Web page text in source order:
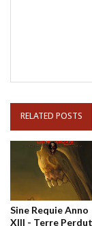
RELATED POSTS
Sine Requie Anno
XIII - Terre